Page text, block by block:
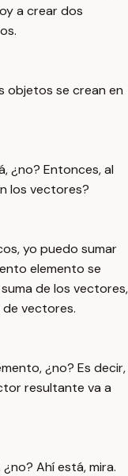
a crear dos
objetos se crean en
¿no? Entonces, al
los vectores?
yo puedo sumar
elemento se
de los vectores,
de vectores.
¿no? Es decir,
resultante va a
Ahí está, mira.